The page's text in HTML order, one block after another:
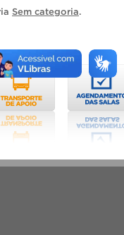
Sem categoria.